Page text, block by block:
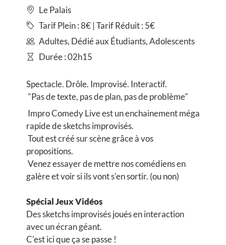
Le Palais
Tarif Plein : 8€ | Tarif Réduit : 5€
Adultes, Dédié aux Étudiants, Adolescents
Durée : 02h15
Spectacle. Drôle. Improvisé. Interactif.
"Pas de texte, pas de plan, pas de problème"
Impro Comedy Live est un enchainement méga
rapide de sketchs improvisés.
Tout est créé sur scène grâce à vos
propositions.
Venez essayer de mettre nos comédiens en
galère et voir si ils vont s'en sortir. (ou non)
Spécial Jeux Vidéos
Des sketchs improvisés joués en interaction
avec un écran géant.
C'est ici que ça se passe !